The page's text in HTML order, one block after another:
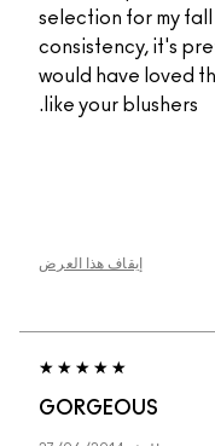
selection for my
consistency, it's
would have loved
like your blushers.
إيقاف هذا العرض
GORGEOUS